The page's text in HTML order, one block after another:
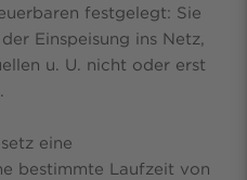
festgelegt: Sie
Einspeisung ins Netz,
u. U. nicht oder erst
eine
bestimmte Laufzeit von